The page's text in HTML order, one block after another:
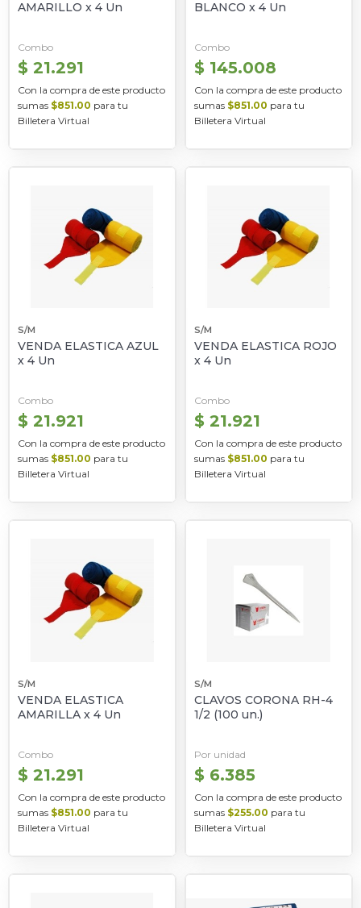
AMARILLO x 4 Un
Combo
$ 21.291
Con la compra de este producto
sumas $851.00 para tu
Billetera Virtual
BLANCO x 4 Un
Combo
$ 145.008
Con la compra de este producto
sumas $851.00 para tu
Billetera Virtual
S/M
VENDA ELASTICA AZUL
x 4 Un
Combo
$ 21.921
Con la compra de este producto
sumas $851.00 para tu
Billetera Virtual
S/M
VENDA ELASTICA ROJO
x 4 Un
Combo
$ 21.921
Con la compra de este producto
sumas $851.00 para tu
Billetera Virtual
S/M
VENDA ELASTICA
AMARILLA x 4 Un
Combo
$ 21.291
Con la compra de este producto
sumas $851.00 para tu
Billetera Virtual
S/M
CLAVOS CORONA RH-4
1/2 (100 un.)
Por unidad
$ 6.385
Con la compra de este producto
sumas $255.00 para tu
Billetera Virtual